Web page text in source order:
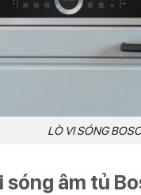
LÒ VI SÓNG
âm tủ